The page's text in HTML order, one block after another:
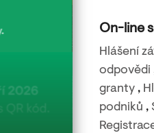
22. 8. 2026
Filmová noc
On-line
Hlášení
odpovědi
granty,
podniků ,